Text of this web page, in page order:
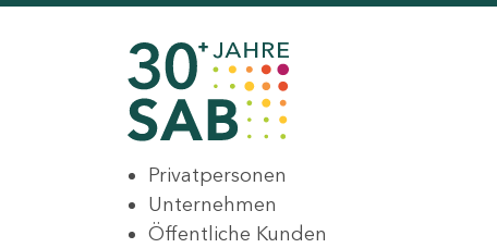
Privatpersonen
Unternehmen
Öffentliche Kunden